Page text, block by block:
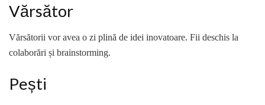
Vărsător
Vărsătorii vor avea o zi plină de idei inovatoare. Fii deschis la
colaborări și brainstorming.
Pești